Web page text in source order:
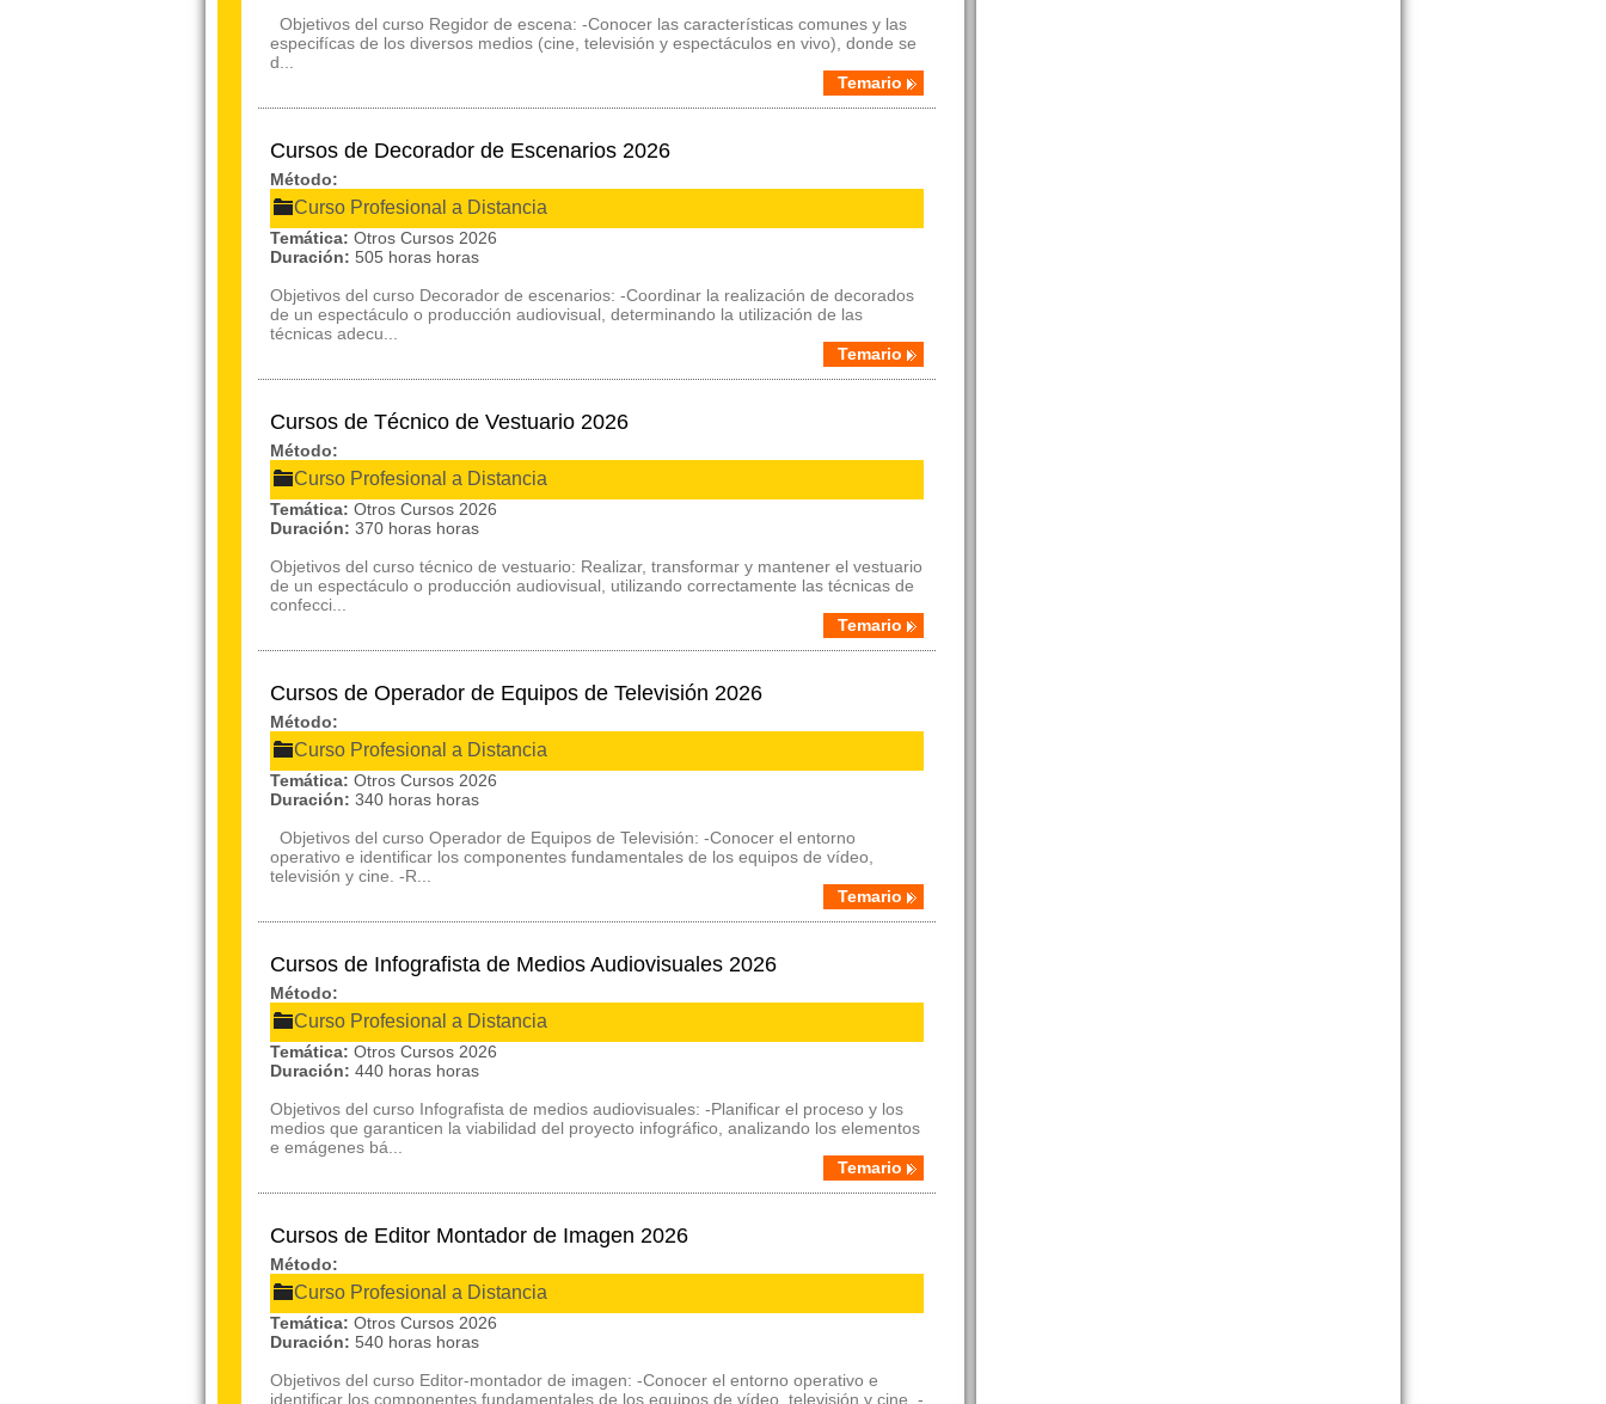
Objetivos del curso Regidor de escena: -Conocer las características comunes y las
especifícas de los diversos medios (cine, televisión y espectáculos en vivo), donde se
d...
Temario
Cursos de Decorador de Escenarios 2026
Método:
Curso Profesional a Distancia
Temática: Otros Cursos 2026
Duración: 505 horas horas
Objetivos del curso Decorador de escenarios: -Coordinar la realización de decorados
de un espectáculo o producción audiovisual, determinando la utilización de las
técnicas adecu...
Temario
Cursos de Técnico de Vestuario 2026
Método:
Curso Profesional a Distancia
Temática: Otros Cursos 2026
Duración: 370 horas horas
Objetivos del curso técnico de vestuario: Realizar, transformar y mantener el vestuario
de un espectáculo o producción audiovisual, utilizando correctamente las técnicas de
confecci...
Temario
Cursos de Operador de Equipos de Televisión 2026
Método:
Curso Profesional a Distancia
Temática: Otros Cursos 2026
Duración: 340 horas horas
Objetivos del curso Operador de Equipos de Televisión: -Conocer el entorno
operativo e identificar los componentes fundamentales de los equipos de vídeo,
televisión y cine. -R...
Temario
Cursos de Infografista de Medios Audiovisuales 2026
Método:
Curso Profesional a Distancia
Temática: Otros Cursos 2026
Duración: 440 horas horas
Objetivos del curso Infografista de medios audiovisuales: -Planificar el proceso y los
medios que garanticen la viabilidad del proyecto infográfico, analizando los elementos
e emágenes bá...
Temario
Cursos de Editor Montador de Imagen 2026
Método:
Curso Profesional a Distancia
Temática: Otros Cursos 2026
Duración: 540 horas horas
Objetivos del curso Editor-montador de imagen: -Conocer el entorno operativo e
identificar los componentes fundamentales de los equipos de vídeo, televisión y cine. -